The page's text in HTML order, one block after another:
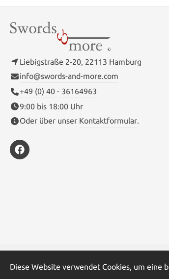
Liebigstraße 2-20, 22113 Hamburg
info@swords-and-more.com
+49 (0) 40 - 36164963
9:00 bis 18:00 Uhr
Oder über unser Kontaktformular.
Diese Website verwendet Cookies, um eine